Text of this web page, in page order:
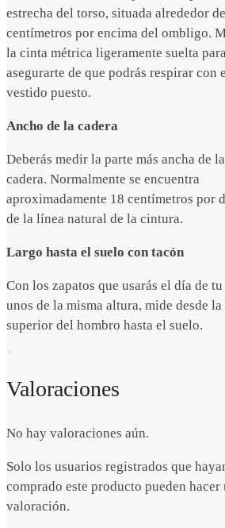
estrecha del torso, situada alrededor
centímetros por encima del ombligo.
la cinta métrica ligeramente suelta para
asegurarte de que podrás respirar con
vestido puesto.
Ancho de la cadera
Deberás medir la parte más ancha de la
cadera. Normalmente se encuentra
aproximadamente 18 centímetros por
de la línea natural de la cintura.
Largo hasta el suelo con tacón
Con los zapatos que usarás el día de
unos de la misma altura, mide desde la
superior del hombro hasta el suelo.
Valoraciones
No hay valoraciones aún.
Solo los usuarios registrados que
comprado este producto pueden hacer
valoración.